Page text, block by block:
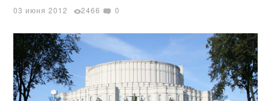
03 июня 2012 2466 0